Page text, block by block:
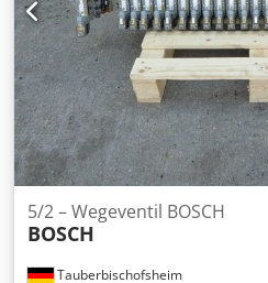
Tauberbischofsheim
5/2 – Wegeventil BOSCH
BOSCH